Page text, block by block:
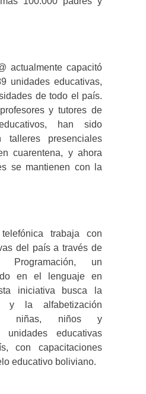
actualmente capacitó
unidades educativas,
de todo el país.
y tutores de
han sido
talleres presenciales
cuarentena, y ahora
se mantienen con la
trabaja con
del país a través de
Programación, un
en el lenguaje en
iniciativa busca la
y la alfabetización
niñas, niños y
unidades educativas
con capacitaciones
educativo boliviano.